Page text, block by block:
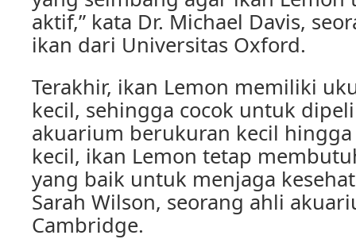
aktif,” kata Dr. Michael Davis,
ikan dari Universitas Oxford.
Terakhir, ikan Lemon memiliki
kecil, sehingga cocok untuk
akuarium berukuran kecil hingga
kecil, ikan Lemon tetap
yang baik untuk menjaga
Sarah Wilson, seorang ahli
Cambridge.